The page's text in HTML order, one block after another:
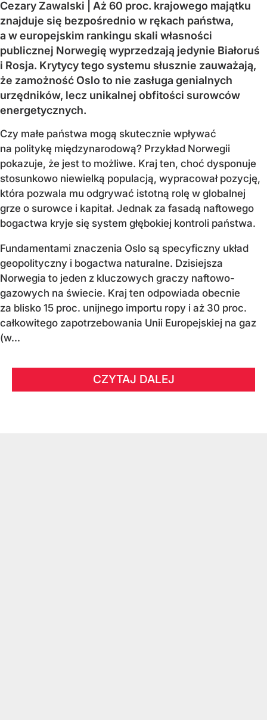
Cezary Zawalski | Aż 60 proc. krajowego majątku
znajduje się bezpośrednio w rękach państwa,
a w europejskim rankingu skali własności
publicznej Norwegię wyprzedzają jedynie Białoruś
i Rosja. Krytycy tego systemu słusznie zauważają,
że zamożność Oslo to nie zasługa genialnych
urzędników, lecz unikalnej obfitości surowców
energetycznych.
Czy małe państwa mogą skutecznie wpływać
na politykę międzynarodową? Przykład Norwegii
pokazuje, że jest to możliwe. Kraj ten, choć dysponuje
stosunkowo niewielką populacją, wypracował pozycję,
która pozwala mu odgrywać istotną rolę w globalnej
grze o surowce i kapitał. Jednak za fasadą naftowego
bogactwa kryje się system głębokiej kontroli państwa.
Fundamentami znaczenia Oslo są specyficzny układ
geopolityczny i bogactwa naturalne. Dzisiejsza
Norwegia to jeden z kluczowych graczy naftowo-
gazowych na świecie. Kraj ten odpowiada obecnie
za blisko 15 proc. unijnego importu ropy i aż 30 proc.
całkowitego zapotrzebowania Unii Europejskiej na gaz
(w...
CZYTAJ DALEJ